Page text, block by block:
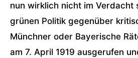
nun wirklich nicht im Verdacht
grünen Politik gegenüber
Münchner oder Bayerische
am 7. April 1919 ausgerufen